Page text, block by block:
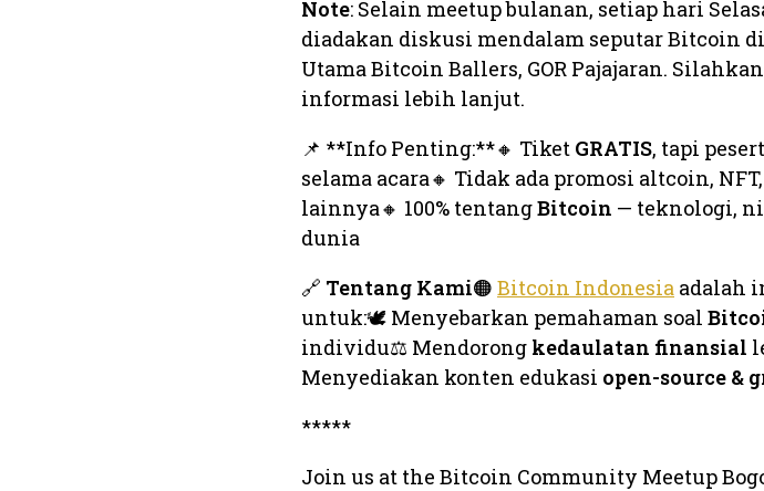
Note: Selain meetup bulanan, setiap hari
diadakan diskusi mendalam seputar Bitcoin
Utama Bitcoin Ballers, GOR Pajajaran.
informasi lebih lanjut.
📌 **Info Penting:**🔸 Tiket GRATIS, tapi
selama acara🔸 Tidak ada promosi altcoin,
lainnya🔸 100% tentangBitcoin — teknologi,
dunia
🔗 Tentang Kami🟠 Bitcoin Indonesia adalah
untuk:🕊️ Menyebarkan pemahaman soal
individu⚖️ Mendorong kedaulatan finansial
Menyediakan konten edukasi open-source &
*****
Join us at the Bitcoin Community Meetup